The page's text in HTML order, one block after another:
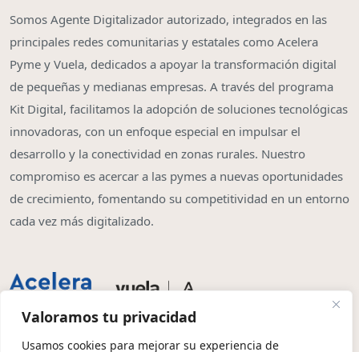
Valoramos tu privacidad
Usamos cookies para mejorar su experiencia de
Somos Agente Digitalizador autorizado, integrados en las
principales redes comunitarias y estatales como Acelera
Pyme y Vuela, dedicados a apoyar la transformación digital
de pequeñas y medianas empresas. A través del programa
Kit Digital, facilitamos la adopción de soluciones tecnológicas
innovadoras, con un enfoque especial en impulsar el
desarrollo y la conectividad en zonas rurales. Nuestro
compromiso es acercar a las pymes a nuevas oportunidades
de crecimiento, fomentando su competitividad en un entorno
cada vez más digitalizado.